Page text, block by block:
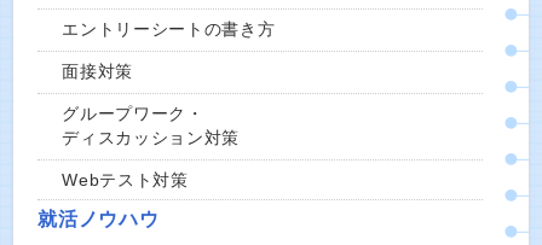
エントリーシートの書き方
面接対策
グループワーク・
ディスカッション対策
Webテスト対策
就活ノウハウ